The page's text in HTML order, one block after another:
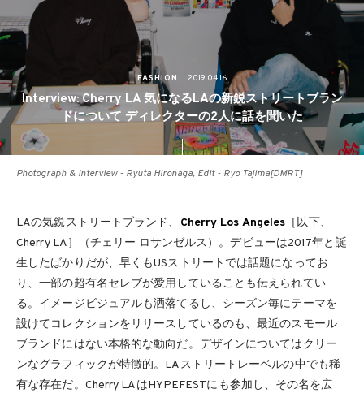
FASHION 2019.04.16
Interview: Cherry LA 気になるLAの新鋭ストリートブラン
ドについて ディレクターの2人に話を聞いた
Photograph & Interview - Ryuta Hironaga, Edit - Ryo Tajima[DMRT]
LAの気鋭ストリートブランド、 Cherry Los Angeles ［以下、
Cherry LA］（チェリー ロサンゼルス）。デビューは2017年と誕
生したばかりだが、早くもUSストリートでは話題になってお
り、一部の超有名セレブが愛用していることも伝えられてい
る。イメージビジュアルも洒落てるし、シーズン毎にテーマを
設けてコレクションをリリースしているのも、最近のスモール
ブランドにはない本格的な動向だ。デザインについてはクリー
ンなグラフィックが特徴的。LAストリートレーベルの中でも稀
有な存在だ。Cherry LAはHYPEFESTにも参加し、その名を広